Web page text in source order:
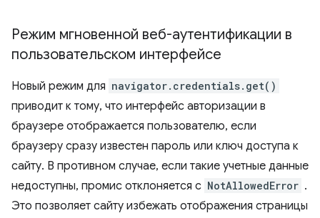
Режим мгновенной веб-аутентификации в
пользовательском интерфейсе
Новый режим для navigator.credentials.get()
приводит к тому, что интерфейс авторизации в
браузере отображается пользователю, если
браузеру сразу известен пароль или ключ доступа к
сайту. В противном случае, если такие учетные данные
недоступны, промис отклоняется с NotAllowedError .
Это позволяет сайту избежать отображения страницы